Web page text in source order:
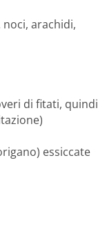
arachidi,
di fitati, quindi
essiccate